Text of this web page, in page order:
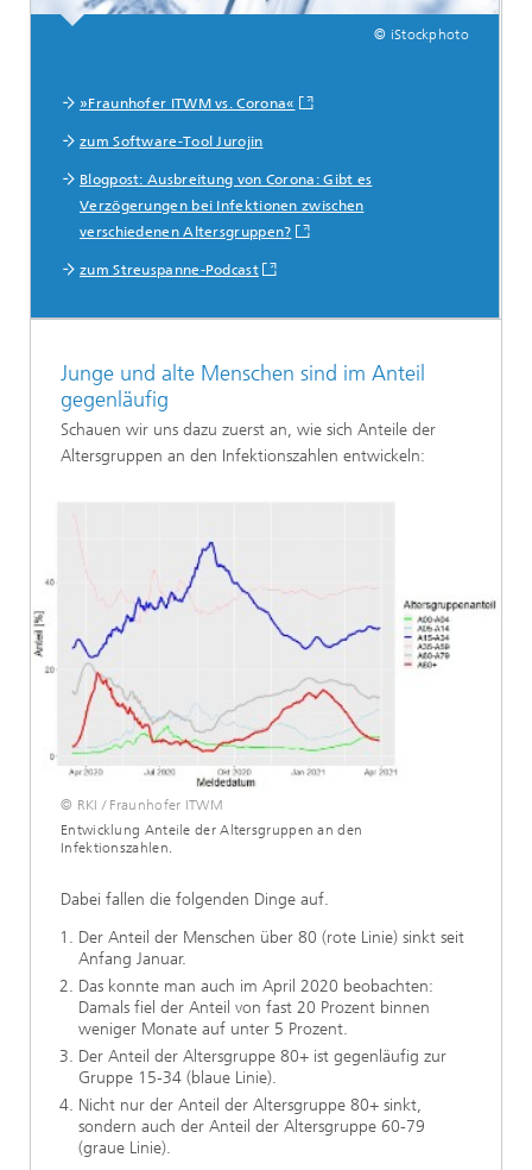
© iStockphoto
»Fraunhofer ITWM vs. Corona«
zum Software-Tool Jurojin
Blogpost: Ausbreitung von Corona: Gibt es
Verzögerungen bei Infektionen zwischen
verschiedenen Altersgruppen?
zum Streuspanne-Podcast
Junge und alte Menschen sind im Anteil
gegenläufig
Schauen wir uns dazu zuerst an, wie sich Anteile der
Altersgruppen an den Infektionszahlen entwickeln:
© RKI / Fraunhofer ITWM
Entwicklung Anteile der Altersgruppen an den
Infektionszahlen.
Dabei fallen die folgenden Dinge auf.
Der Anteil der Menschen über 80 (rote Linie) sinkt seit
Anfang Januar.
Das konnte man auch im April 2020 beobachten:
Damals fiel der Anteil von fast 20 Prozent binnen
weniger Monate auf unter 5 Prozent.
Der Anteil der Altersgruppe 80+ ist gegenläufig zur
Gruppe 15-34 (blaue Linie).
Nicht nur der Anteil der Altersgruppe 80+ sinkt,
sondern auch der Anteil der Altersgruppe 60-79
(graue Linie).